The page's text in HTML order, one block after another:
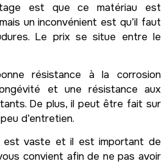
est que ce matériau est
un inconvénient est qu’il faut
Le prix se situe entre le
résistance à la corrosion
et une résistance aux
De plus, il peut être fait sur
d’entretien.
est vaste et il est important de
convient afin de ne pas avoir